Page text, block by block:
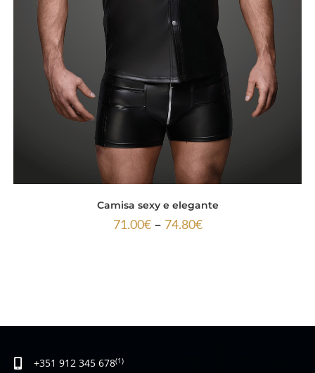
Camisa sexy e elegante
71.00€ – 74.80€
+351 912 345 678(1)